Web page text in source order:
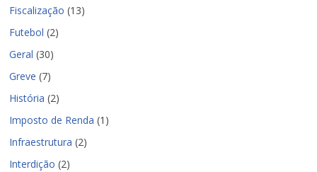
Fiscalização (13)
Futebol (2)
Geral (30)
Greve (7)
História (2)
Imposto de Renda (1)
Infraestrutura (2)
Interdição (2)